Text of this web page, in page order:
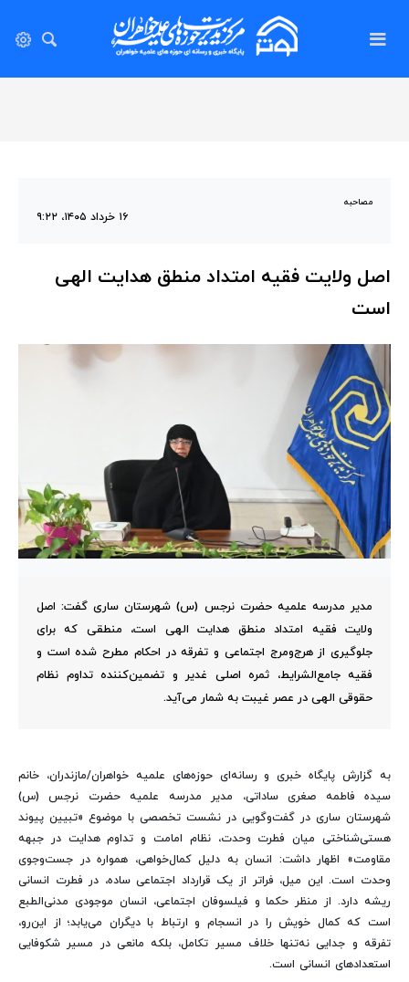
مصاحبه
۱۶ خرداد ۱۴۰۵، ۹:۲۲
اصل ولایت فقیه امتداد منطق هدایت الهی
است
مدیر مدرسه علمیه حضرت نرجس (س) شهرستان ساری گفت: اصل
ولایت فقیه امتداد منطق هدایت الهی است، منطقی که برای
جلوگیری از هرج‌ومرج اجتماعی و تفرقه در احکام مطرح شده است و
فقیه جامع‌الشرایط، ثمره اصلی غدیر و تضمین‌کننده تداوم نظام
حقوقی الهی در عصر غیبت به شمار می‌آید.
به گزارش پایگاه خبری و رسانه‌ای حوزه‌های علمیه خواهران/مازندران، خانم
سیده فاطمه صغری ساداتی، مدیر مدرسه علمیه حضرت نرجس (س)
شهرستان ساری در گفت‌وگویی در نشست تخصصی با موضوع «تبیین پیوند
هستی‌شناختی میان فطرت وحدت، نظام امامت و تداوم هدایت در جبهه
مقاومت» اظهار داشت: انسان به دلیل کمال‌خواهی، همواره در جست‌وجوی
وحدت است. این میل، فراتر از یک قرارداد اجتماعی ساده، در فطرت انسانی
ریشه دارد. از منظر حکما و فیلسوفان اجتماعی، انسان موجودی مدنی‌الطبع
است که کمال خویش را در انسجام و ارتباط با دیگران می‌یابد؛ از این‌رو،
تفرقه و جدایی نه‌تنها خلاف مسیر تکامل، بلکه مانعی در مسیر شکوفایی
استعدادهای انسانی است.